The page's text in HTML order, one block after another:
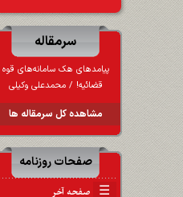
سرمقاله
پیامدهای هک سامانه‌های قوه
قضائیه! / محمدعلی وکیلی
مشاهده کل سرمقاله ها
صفحات روزنامه
☰ صفحه آخر